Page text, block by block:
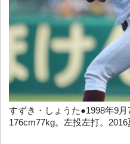
すずき・しょうた●1998年9月
176cm77kg。左投左打。